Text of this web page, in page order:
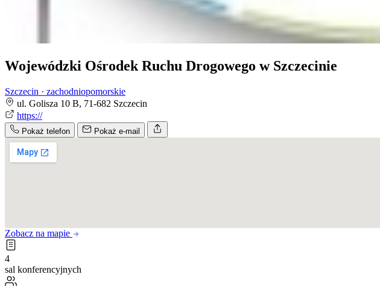
Wojewódzki Ośrodek Ruchu Drogowego w Szczecinie
Szczecin · zachodniopomorskie
ul. Golisza 10 B, 71-682 Szczecin
https://
Pokaż telefon Pokaż e-mail
Zobacz na mapie
4
sal konferencyjnych